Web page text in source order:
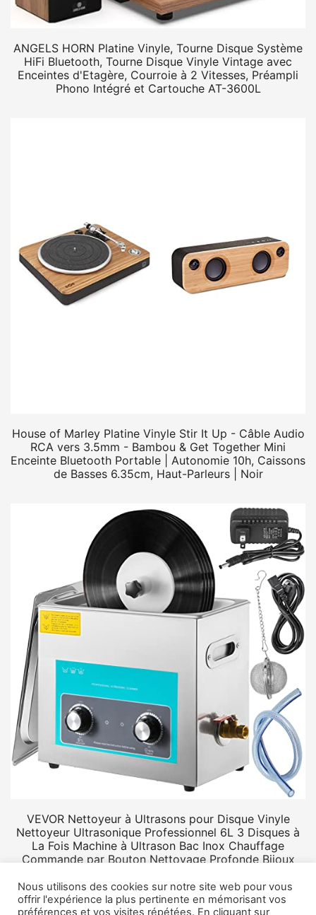
ANGELS HORN Platine Vinyle, Tourne Disque Système
HiFi Bluetooth, Tourne Disque Vinyle Vintage avec
Enceintes d'Etagère, Courroie à 2 Vitesses, Préampli
Phono Intégré et Cartouche AT-3600L
House of Marley Platine Vinyle Stir It Up - Câble Audio
RCA vers 3.5mm - Bambou & Get Together Mini
Enceinte Bluetooth Portable | Autonomie 10h, Caissons
de Basses 6.35cm, Haut-Parleurs | Noir
VEVOR Nettoyeur à Ultrasons pour Disque Vinyle
Nettoyeur Ultrasonique Professionnel 6L 3 Disques à
La Fois Machine à Ultrason Bac Inox Chauffage
Commande par Bouton Nettoyage Profonde Bijoux
Nous utilisons des cookies sur notre site web pour vous
offrir l'expérience la plus pertinente en mémorisant vos
préférences et vos visites répétées. En cliquant sur